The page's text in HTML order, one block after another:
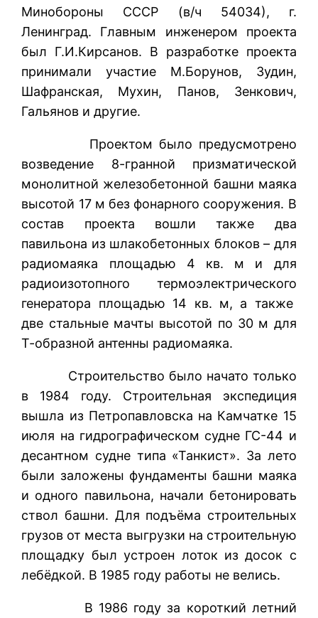
Минобороны СССР (в/ч 54034), г.
Ленинград. Главным инженером проекта
был Г.И.Кирсанов. В разработке проекта
принимали участие М.Борунов, Зудин,
Шафранская, Мухин, Панов, Зенкович,
Гальянов и другие.
Проектом было предусмотрено
возведение 8-гранной призматической
монолитной железобетонной башни маяка
высотой 17 м без фонарного сооружения. В
состав проекта вошли также два
павильона из шлакобетонных блоков – для
радиомаяка площадью 4 кв. м и для
радиоизотопного термоэлектрического
генератора площадью 14 кв. м, а также
две стальные мачты высотой по 30 м для
Т-образной антенны радиомаяка.
Строительство было начато только
в 1984 году. Строительная экспедиция
вышла из Петропавловска на Камчатке 15
июля на гидрографическом судне ГС-44 и
десантном судне типа «Танкист». За лето
были заложены фундаменты башни маяка
и одного павильона, начали бетонировать
ствол башни. Для подъёма строительных
грузов от места выгрузки на строительную
площадку был устроен лоток из досок с
лебёдкой. В 1985 году работы не велись.
В 1986 году за короткий летний